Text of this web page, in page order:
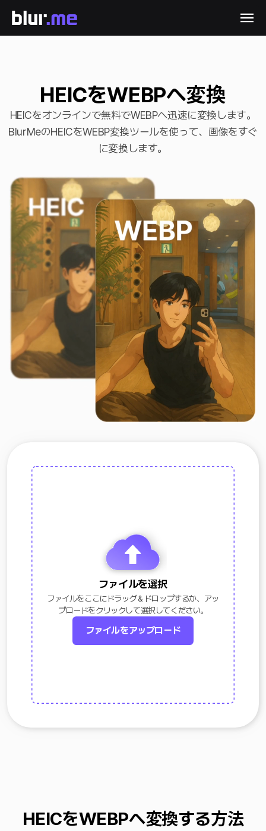
HEICをWEBPへ変換
HEICをオンラインで無料でWEBPへ迅速に変換します。
BlurMeのHEICをWEBP変換ツールを使って、画像をすぐ
に変換します。
ファイルを選択
ファイルをここにドラッグ＆ドロップするか、アッ
プロードをクリックして選択してください。
ファイルをアップロード
HEICをWEBPへ変換する方法